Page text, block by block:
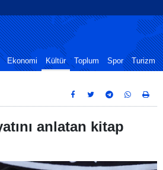
Ekonomi Kültür Toplum Spor Turizm
anlatan kitap